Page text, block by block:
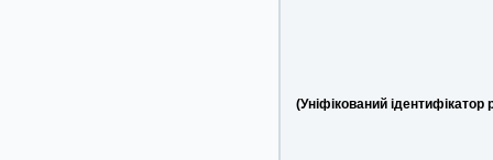
(Уніфікований ідентифікатор